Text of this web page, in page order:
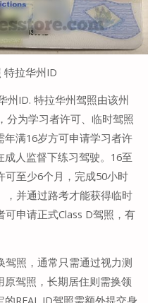
特拉华州ID
州ID. 特拉华州驾照由该州
分为学习者许可、临时驾照
满16岁方可申请学习者许
人监督下练习驾驶。16至
可至少6个月，完成50小时
，并通过路考才能获得临时
申请正式Class D驾照，有
驾照，通常只需通过视力测
驾照，长期居住则需换领